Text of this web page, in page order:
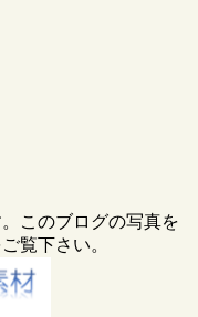
このブログの写真を
覧下さい。